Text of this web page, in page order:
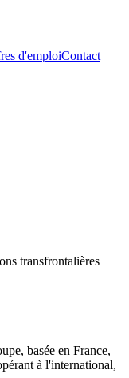
d'emploiContact
transfrontalières
basée en France,
à l'international,